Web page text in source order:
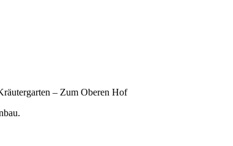
– Zum Oberen Hof